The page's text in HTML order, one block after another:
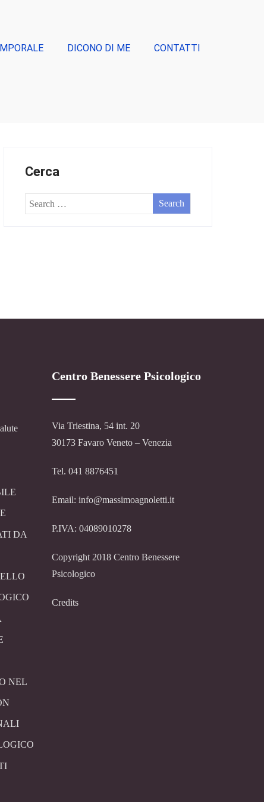
DICONO DI ME CONTATTI
Cerca
DA
NEL
Centro Benessere Psicologico
Via Triestina, 54 int. 20
30173 Favaro Veneto – Venezia
Tel. 041 8876451
Email: info@massimoagnoletti.it
P.IVA: 04089010278
Copyright 2018 Centro Benessere
Psicologico
Credits